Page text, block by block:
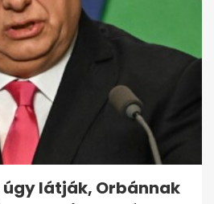
mit kért feleségétől
a világ egyik...
látják, Orbánnak